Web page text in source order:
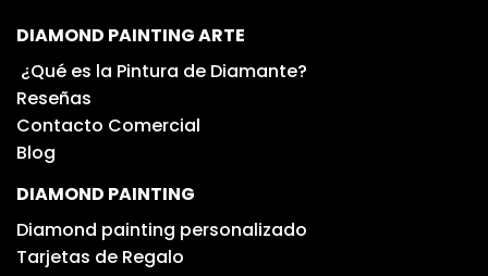
DIAMOND PAINTING ARTE
¿Qué es la Pintura de Diamante?
Reseñas
Contacto Comercial
Blog
DIAMOND PAINTING
Diamond painting personalizado
Tarjetas de Regalo